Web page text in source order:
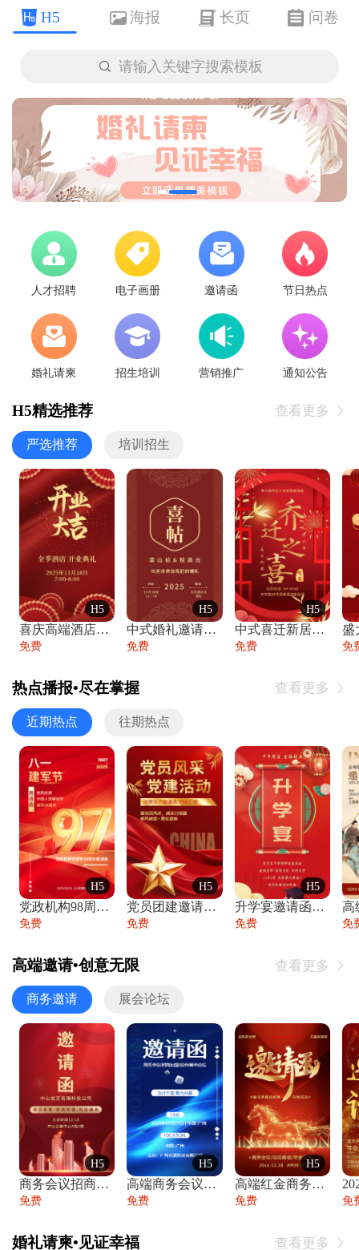
H5 海报 长页 问卷
 请输入关键字搜索模板
人才招聘 电子画册 邀请函 节日热点
婚礼请柬 招生培训 营销推广 通知公告
H5精选推荐 查看更多 
严选推荐 培训招生
H5
喜庆高端酒店开业大吉邀请函
免费
H5
中式婚礼邀请函中国风传统复古婚礼请柬请帖
免费
H5
中式喜迁新居乔迁之喜邀请函宴会请帖
免费 免
热点播报•尽在掌握 查看更多 
近期热点 往期热点
H5
党政机构98周年八一建军节庆祝晚会活动邀
免费
H5
党员团建邀请函党建活动风采党会工作汇报总
免费
H5
升学宴邀请函喜报金榜题名高端谢师宴邀请函
免费 免
高端邀请•创意无限 查看更多 
商务邀请 展会论坛
H5
商务会议招商展会科技峰会邀请函年会邀请
免费
H5
高端商务会议招商加盟展会峰会论坛邀请函
免费
H5
高端红金商务会议年会年终盛典答谢邀请函
免费 免
婚礼请柬•见证幸福 查看更多 